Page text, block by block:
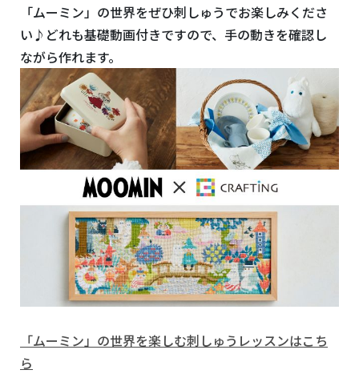
「ムーミン」の世界をぜひ刺しゅうでお楽しみくださ
い♪どれも基礎動画付きですので、手の動きを確認し
ながら作れます。
「ムーミン」の世界を楽しむ刺しゅうレッスンはこち
ら